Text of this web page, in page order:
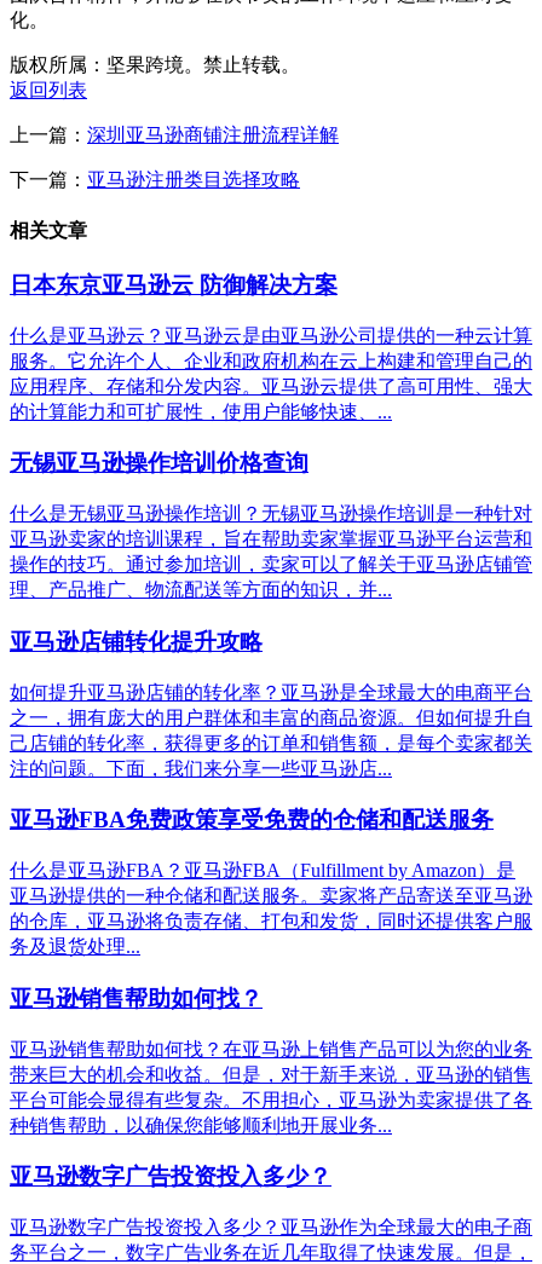
化。
版权所属：坚果跨境。禁止转载。
返回列表
上一篇： 深圳亚马逊商铺注册流程详解
下一篇： 亚马逊注册类目选择攻略
相关文章
日本东京亚马逊云 防御解决方案
什么是亚马逊云？亚马逊云是由亚马逊公司提供的一种云计算
服务。它允许个人、企业和政府机构在云上构建和管理自己的
应用程序、存储和分发内容。亚马逊云提供了高可用性、强大
的计算能力和可扩展性，使用户能够快速、...
无锡亚马逊操作培训价格查询
什么是无锡亚马逊操作培训？无锡亚马逊操作培训是一种针对
亚马逊卖家的培训课程，旨在帮助卖家掌握亚马逊平台运营和
操作的技巧。通过参加培训，卖家可以了解关于亚马逊店铺管
理、产品推广、物流配送等方面的知识，并...
亚马逊店铺转化提升攻略
如何提升亚马逊店铺的转化率？亚马逊是全球最大的电商平台
之一，拥有庞大的用户群体和丰富的商品资源。但如何提升自
己店铺的转化率，获得更多的订单和销售额，是每个卖家都关
注的问题。下面，我们来分享一些亚马逊店...
亚马逊FBA免费政策享受免费的仓储和配送服务
什么是亚马逊FBA？亚马逊FBA（Fulfillment by Amazon）是
亚马逊提供的一种仓储和配送服务。卖家将产品寄送至亚马逊
的仓库，亚马逊将负责存储、打包和发货，同时还提供客户服
务及退货处理...
亚马逊销售帮助如何找？
亚马逊销售帮助如何找？在亚马逊上销售产品可以为您的业务
带来巨大的机会和收益。但是，对于新手来说，亚马逊的销售
平台可能会显得有些复杂。不用担心，亚马逊为卖家提供了各
种销售帮助，以确保您能够顺利地开展业务...
亚马逊数字广告投资投入多少？
亚马逊数字广告投资投入多少？亚马逊作为全球最大的电子商
务平台之一，数字广告业务在近几年取得了快速发展。但是，